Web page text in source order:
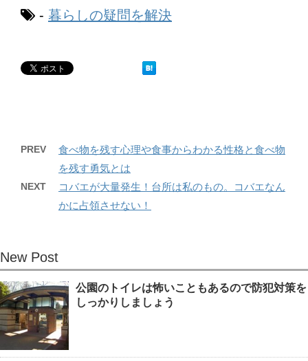
- 暮らしの疑問を解決
PREV
食べ物を残す心理や食事からわかる性格と食べ物
を残す勇気とは
NEXT
コバエが大量発生！台所は私のもの。コバエなん
かに占領させない！
New Post
公園のトイレは怖いこともあるので防犯対策を
しっかりしましょう